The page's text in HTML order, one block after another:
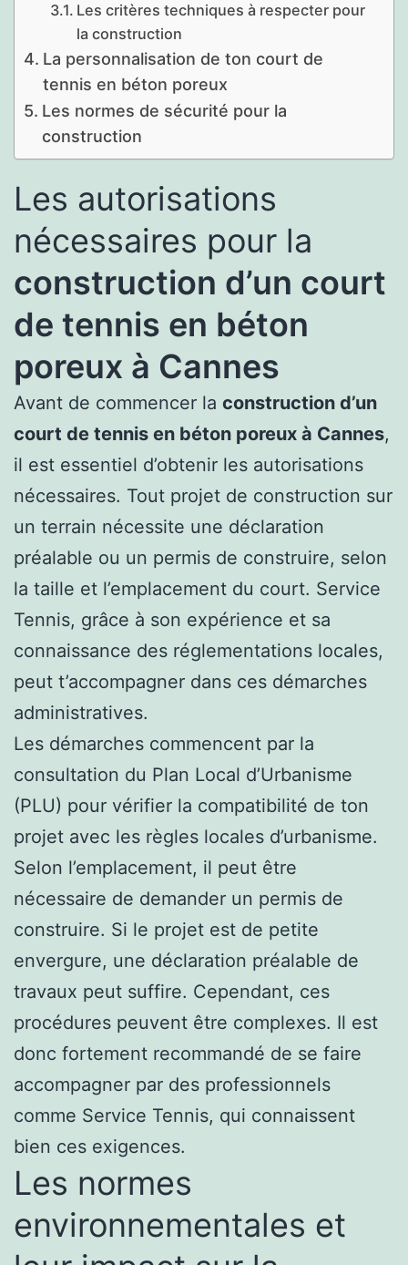
Les critères techniques à respecter pour
la construction
La personnalisation de ton court de
tennis en béton poreux
Les normes de sécurité pour la
construction
Les autorisations
nécessaires pour la
construction d’un court
de tennis en béton
poreux à Cannes
Avant de commencer la construction d’un
court de tennis en béton poreux à Cannes,
il est essentiel d’obtenir les autorisations
nécessaires. Tout projet de construction sur
un terrain nécessite une déclaration
préalable ou un permis de construire, selon
la taille et l’emplacement du court. Service
Tennis, grâce à son expérience et sa
connaissance des réglementations locales,
peut t’accompagner dans ces démarches
administratives.
Les démarches commencent par la
consultation du Plan Local d’Urbanisme
(PLU) pour vérifier la compatibilité de ton
projet avec les règles locales d’urbanisme.
Selon l’emplacement, il peut être
nécessaire de demander un permis de
construire. Si le projet est de petite
envergure, une déclaration préalable de
travaux peut suffire. Cependant, ces
procédures peuvent être complexes. Il est
donc fortement recommandé de se faire
accompagner par des professionnels
comme Service Tennis, qui connaissent
bien ces exigences.
Les normes
environnementales et